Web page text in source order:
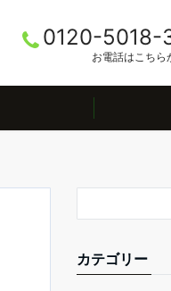
0120-5018-
お電話はこちら
カテゴリー